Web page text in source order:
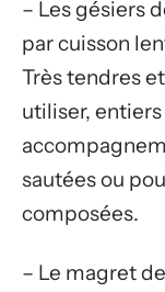
– Les gésiers
par cuisson
Très tendres
utiliser,
sautées ou
composées.
– Le magret